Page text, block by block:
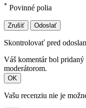
* Povinné polia
Zrušiť Odoslať
Skontrolovať pred
Váš komentár bol
moderátorom.
OK
Vašu recenziu nie je